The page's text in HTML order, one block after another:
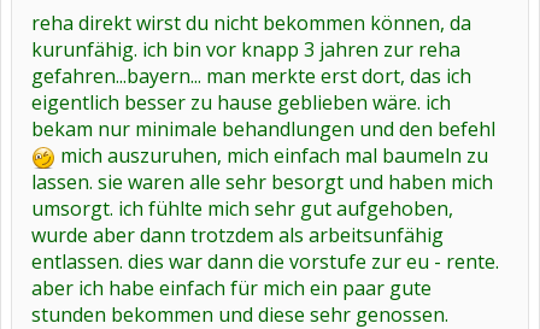
Ansonsten wünsch ich allen einen möglichst beschwerdefreien
Ausgang des Jahres 2005 - und eines kann ich garantieren -ich bin
zwar nicht für diese Knallerei an Silvester, doch dieses Mal werd
ich Böller und alles besorgen, was nen fürchterlichen Krach macht,
vielleicht kann man die bösen Geister ja doch vertreiben....schau`n
wir mal.....macht`s gut, Charly
reha direkt wirst du nicht bekommen können, da
kurunfähig. ich bin vor knapp 3 jahren zur reha
gefahren...bayern... man merkte erst dort, das ich
eigentlich besser zu hause geblieben wäre. ich
bekam nur minimale behandlungen und den befehl
mich auszuruhen, mich einfach mal baumeln zu
lassen. sie waren alle sehr besorgt und haben mich
umsorgt. ich fühlte mich sehr gut aufgehoben,
wurde aber dann trotzdem als arbeitsunfähig
entlassen. dies war dann die vorstufe zur eu - rente.
aber ich habe einfach für mich ein paar gute
stunden bekommen und diese sehr genossen.